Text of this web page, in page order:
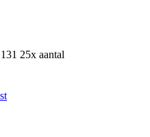
25x aantal